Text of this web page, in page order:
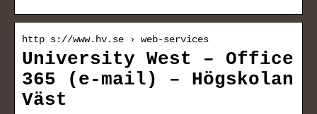
http s://www.hv.se › web-services
University West – Office
365 (e-mail) – Högskolan
Väst